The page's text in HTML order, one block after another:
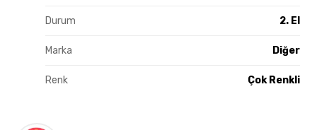
Durum 2. El
Marka Diğer
Renk Çok Renkli